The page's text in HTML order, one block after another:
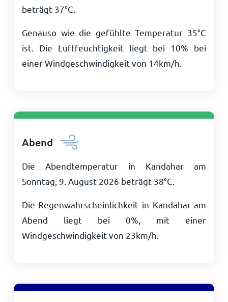
beträgt 37°C
Genauso wie die gefühlte Temperatur 35°C
ist. Die Luftfeuchtigkeit liegt bei 10% bei
einer Windgeschwindigkeit von 14km/h
Abend
Die Abendtemperatur in Kandahar am
Sonntag, 9. August 2026 beträgt 38°C
Die Regenwahrscheinlichkeit in Kandahar am
Abend liegt bei 0%, mit einer
Windgeschwindigkeit von 23km/h